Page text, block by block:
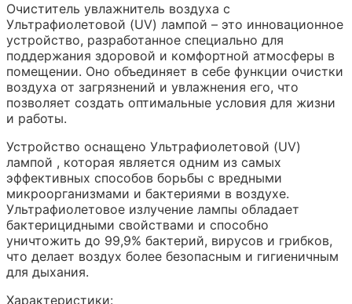
Очиститель увлажнитель воздуха с
Ультрафиолетовой (UV) лампой – это инновационное
устройство, разработанное специально для
поддержания здоровой и комфортной атмосферы в
помещении. Оно объединяет в себе функции очистки
воздуха от загрязнений и увлажнения его, что
позволяет создать оптимальные условия для жизни
и работы.
Устройство оснащено Ультрафиолетовой (UV)
лампой , которая является одним из самых
эффективных способов борьбы с вредными
микроорганизмами и бактериями в воздухе.
Ультрафиолетовое излучение лампы обладает
бактерицидными свойствами и способно
уничтожить до 99,9% бактерий, вирусов и грибков,
что делает воздух более безопасным и гигиеничным
для дыхания.
Характеристики: